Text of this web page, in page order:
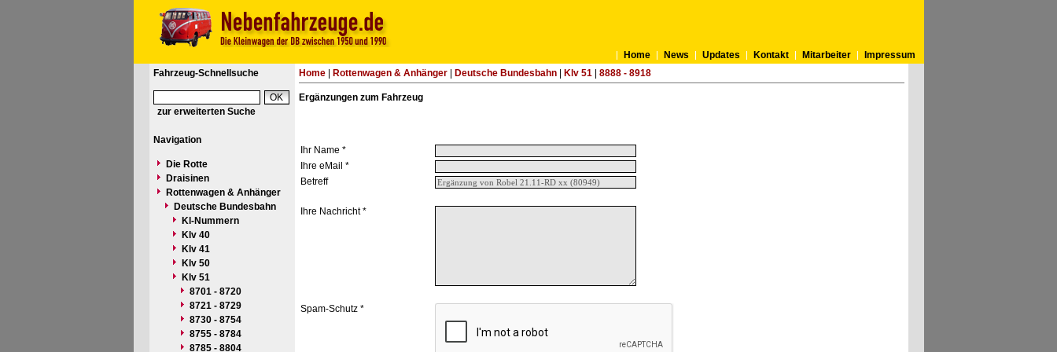
Home News Updates Kontakt Mitarbeiter
Impressum
Fahrzeug-Schnellsuche
zur erweiterten Suche
Navigation
Die Rotte
Draisinen
Rottenwagen & Anhänger
Deutsche Bundesbahn
Kl-Nummern
Klv 40
Klv 41
Klv 50
Klv 51
8701 - 8720
8721 - 8729
8730 - 8754
8755 - 8784
8785 - 8804
Home| Rottenwagen & Anhänger| Deutsche Bundesbahn| Klv 51| 8888 - 8918
Ergänzungen zum Fahrzeug
Ihr Name *
Ihre eMail *
Betreff
Ihre Nachricht *
Spam-Schutz *